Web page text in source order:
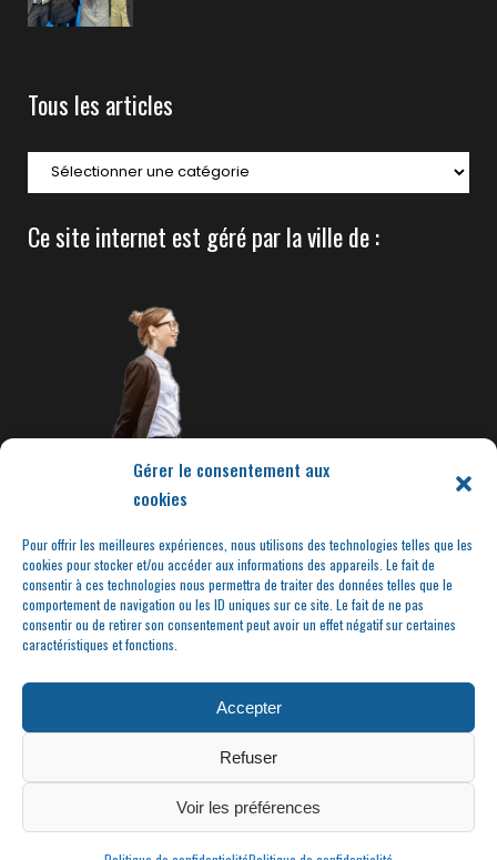
Gérer le consentement aux
cookies
Pour offrir les meilleures expériences, nous utilisons des technologies telles que les
cookies pour stocker et/ou accéder aux informations des appareils. Le fait de
consentir à ces technologies nous permettra de traiter des données telles que le
comportement de navigation ou les ID uniques sur ce site. Le fait de ne pas
consentir ou de retirer son consentement peut avoir un effet négatif sur certaines
caractéristiques et fonctions.
Accepter
Refuser
Voir les préférences
Tous les articles
Ce site internet est géré par la ville de :